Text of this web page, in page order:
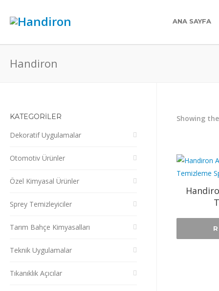
ANA SAYFA
Handiron
Showing
KATEGORİLER
Dekoratif Uygulamalar
Otomotiv Ürünler
Özel Kimyasal Ürünler
Sprey Temizleyiciler
Tarım Bahçe Kimyasalları
Teknik Uygulamalar
Tıkanıklık Açıcılar